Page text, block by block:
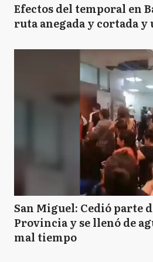
Efectos del temporal en
ruta anegada y cortada
San Miguel: Cedió parte
Provincia y se llenó de
mal tiempo